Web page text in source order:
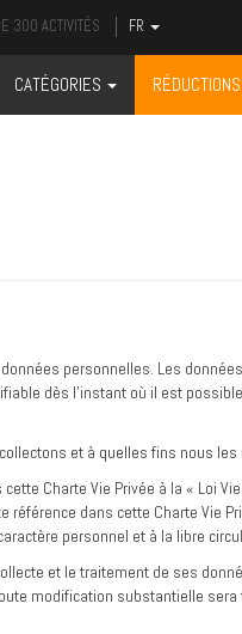
300 ACTIVITÉS FR
CATÉGORIES RÉDUCTIONS
personnelles. Les
dès l’instant où il est
et à quelles fins nous
Charte Vie Privée à la « Loi
dans cette Charte Vie
personnel et à la libre
et le traitement de ses
modification substantielle